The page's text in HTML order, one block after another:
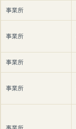
事業所
事業所
事業所
事業所